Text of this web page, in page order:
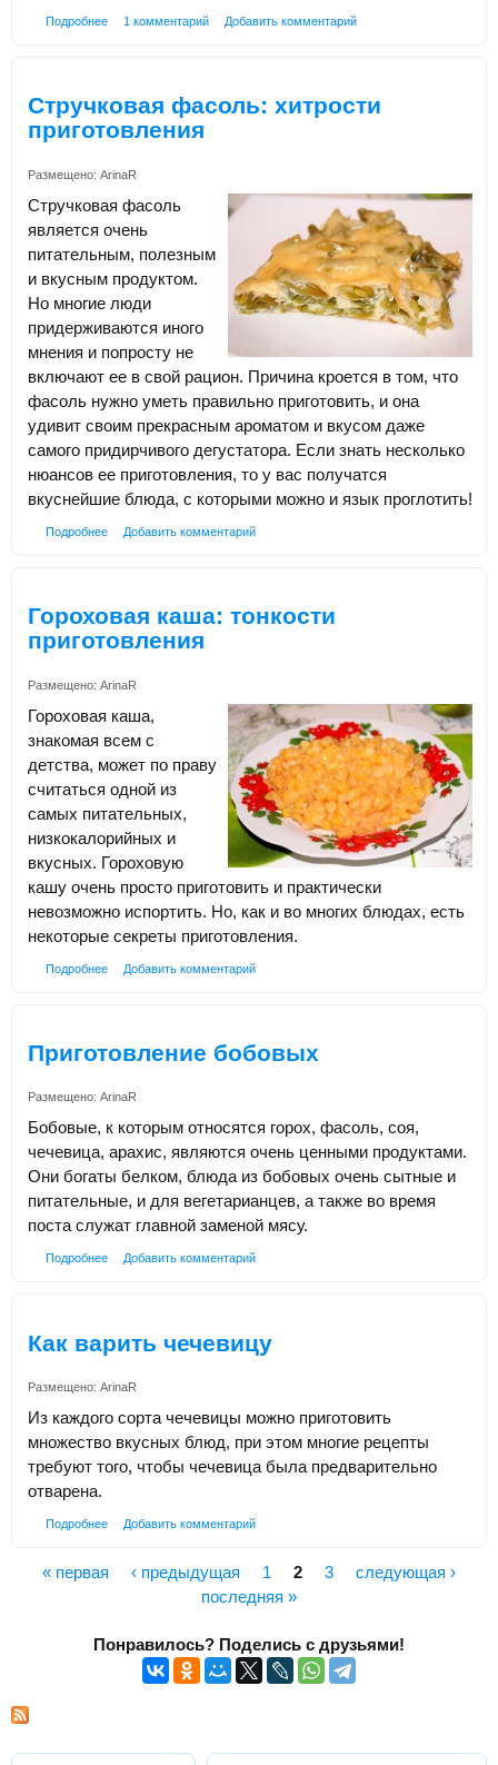
Подробнее 1 комментарий Добавить комментарий
Стручковая фасоль: хитрости
приготовления
Размещено: ArinaR
Стручковая фасоль
является очень
питательным, полезным
и вкусным продуктом.
Но многие люди
придерживаются иного
мнения и попросту не
включают ее в свой рацион. Причина кроется в том, что
фасоль нужно уметь правильно приготовить, и она
удивит своим прекрасным ароматом и вкусом даже
самого придирчивого дегустатора. Если знать несколько
нюансов ее приготовления, то у вас получатся
вкуснейшие блюда, с которыми можно и язык проглотить!
Подробнее Добавить комментарий
Гороховая каша: тонкости
приготовления
Размещено: ArinaR
Гороховая каша,
знакомая всем с
детства, может по праву
считаться одной из
самых питательных,
низкокалорийных и
вкусных. Гороховую
кашу очень просто приготовить и практически
невозможно испортить. Но, как и во многих блюдах, есть
некоторые секреты приготовления.
Подробнее Добавить комментарий
Приготовление бобовых
Размещено: ArinaR
Бобовые, к которым относятся горох, фасоль, соя,
чечевица, арахис, являются очень ценными продуктами.
Они богаты белком, блюда из бобовых очень сытные и
питательные, и для вегетарианцев, а также во время
поста служат главной заменой мясу.
Подробнее Добавить комментарий
Как варить чечевицу
Размещено: ArinaR
Из каждого сорта чечевицы можно приготовить
множество вкусных блюд, при этом многие рецепты
требуют того, чтобы чечевица была предварительно
отварена.
Подробнее Добавить комментарий
« первая ‹ предыдущая 1 2 3
следующая ›
последняя »
Понравилось? Поделись с друзьями!